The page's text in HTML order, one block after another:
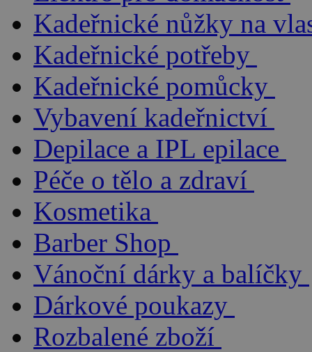
Kadeřnické nůžky na
Kadeřnické potřeby
Kadeřnické pomůcky
Vybavení kadeřnictví
Depilace a IPL epilace
Péče o tělo a zdraví
Kosmetika
Barber Shop
Vánoční dárky a balíčky
Dárkové poukazy
Rozbalené zboží